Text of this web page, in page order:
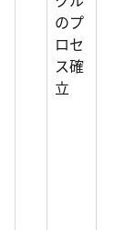
のプ
ロセ
ス確
立